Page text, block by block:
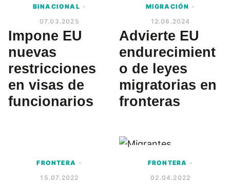
BINACIONAL -
07.03.2025
Impone EU
nuevas
restricciones
en visas de
funcionarios
MIGRACIÓN -
12.06.2024
Advierte EU
endurecimient
o de leyes
migratorias en
fronteras
FRONTERA -
15.07.2022
FRONTERA -
02.04.2022